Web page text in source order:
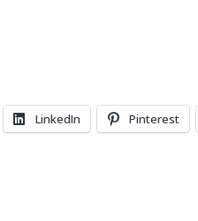
LinkedIn Pinterest